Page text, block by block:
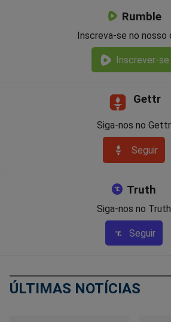
Rumble
Inscreva-se no nosso
Inscrever-se
Gettr
Siga-nos no Gettr
Seguir
Truth
Siga-nos no Truth
Seguir
ÚLTIMAS NOTÍCIAS